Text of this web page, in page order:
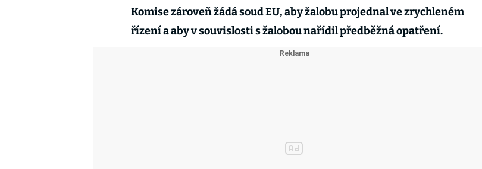
Komise zároveň žádá soud EU, aby žalobu projednal ve zrychleném
řízení a aby v souvislosti s žalobou nařídil předběžná opatření.